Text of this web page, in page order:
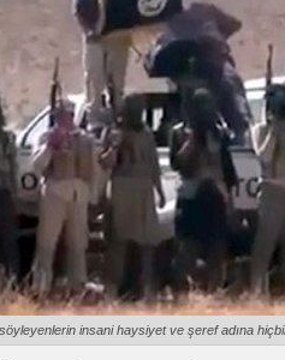
insani haysiyet ve şeref adına